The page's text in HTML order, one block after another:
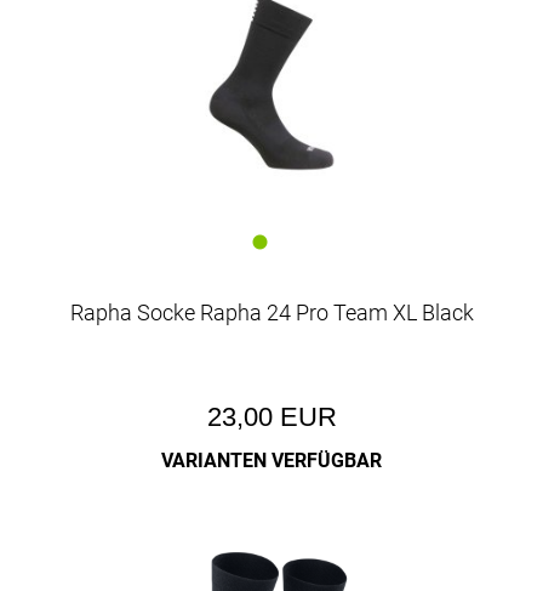
Rapha Socke Rapha 24 Pro Team XL Black
23,00 EUR
VARIANTEN VERFÜGBAR